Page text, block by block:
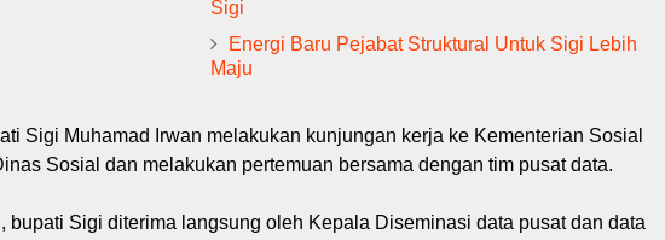
Sigi
Energi Baru Pejabat Struktural Untuk Sigi Lebih
Maju
Sigi Muhamad Irwan melakukan kunjungan kerja ke Kementerian Sosial
Sosial dan melakukan pertemuan bersama dengan tim pusat data.
bupati Sigi diterima langsung oleh Kepala Diseminasi data pusat dan data